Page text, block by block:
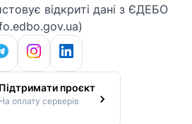
відкриті дані з ЄДЕБО
Підтримати проєкт
На оплату серверів